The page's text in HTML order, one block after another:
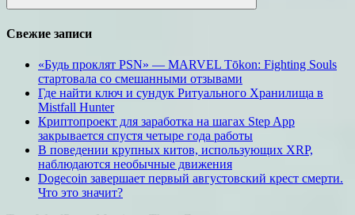
Поиск
Свежие записи
«Будь проклят PSN» — MARVEL Tōkon: Fighting Souls
стартовала со смешанными отзывами
Где найти ключ и сундук Ритуального Хранилища в
Mistfall Hunter
Криптопроект для заработка на шагах Step App
закрывается спустя четыре года работы
В поведении крупных китов, использующих XRP,
наблюдаются необычные движения
Dogecoin завершает первый августовский крест смерти.
Что это значит?